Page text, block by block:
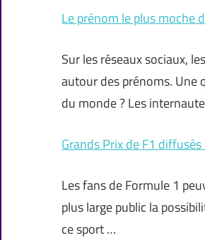
Le prénom le plus moche
Sur les réseaux sociaux,
autour des prénoms. Une
du monde ? Les
Grands Prix de F1
Les fans de Formule 1
plus large public la
ce sport …